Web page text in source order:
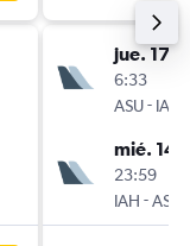
jue. 17/
6:33
ASU- IAH
mié. 14/
23:59
IAH -ASU